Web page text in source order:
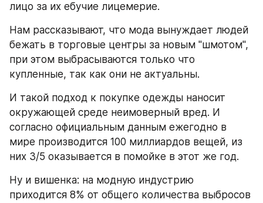
лицо за их ебучие лицемерие.
Нам рассказывают, что мода вынуждает людей
бежать в торговые центры за новым "шмотом",
при этом выбрасываются только что
купленные, так как они не актуальны.
И такой подход к покупке одежды наносит
окружающей среде неимоверный вред. И
согласно официальным данным ежегодно в
мире производится 100 миллиардов вещей, из
них 3/5 оказывается в помойке в этот же год.
Ну и вишенка: на модную индустрию
приходится 8% от общего количества выбросов